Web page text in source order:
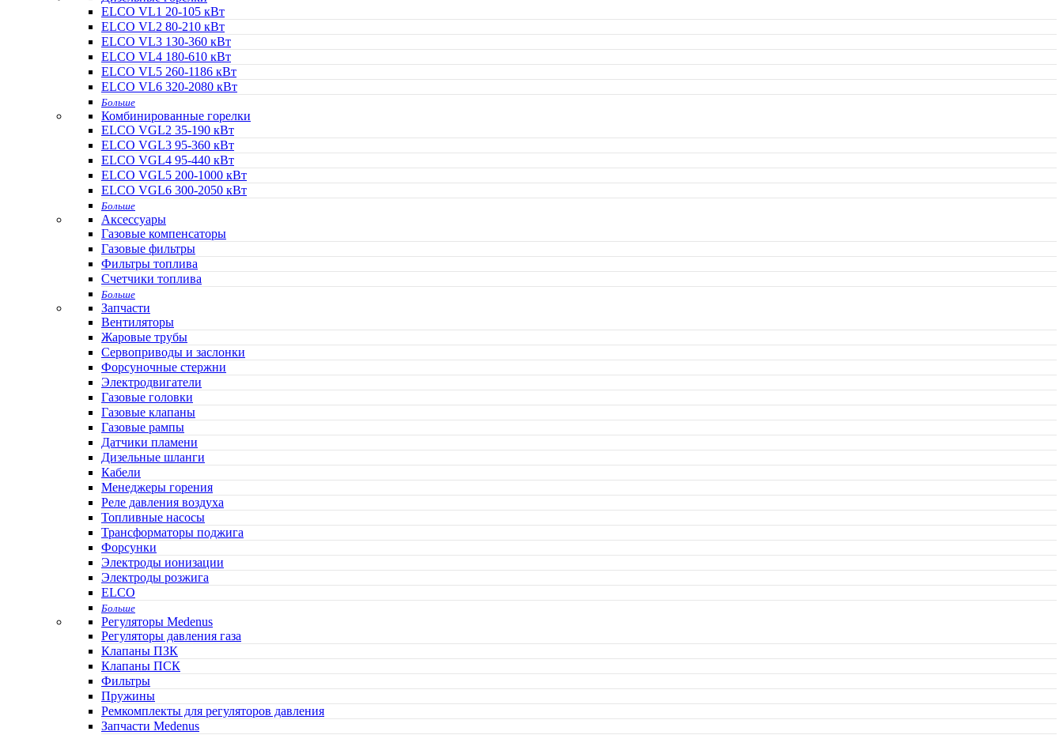
ELCO VL1 20-105 кВт
ELCO VL2 80-210 кВт
ELCO VL3 130-360 кВт
ELCO VL4 180-610 кВт
ELCO VL5 260-1186 кВт
ELCO VL6 320-2080 кВт
Больше
Комбинированные горелки
ELCO VGL2 35-190 кВт
ELCO VGL3 95-360 кВт
ELCO VGL4 95-440 кВт
ELCO VGL5 200-1000 кВт
ELCO VGL6 300-2050 кВт
Больше
Аксессуары
Газовые компенсаторы
Газовые фильтры
Фильтры топлива
Счетчики топлива
Больше
Запчасти
Вентиляторы
Жаровые трубы
Сервоприводы и заслонки
Форсуночные стержни
Электродвигатели
Газовые головки
Газовые клапаны
Газовые рампы
Датчики пламени
Дизельные шланги
Кабели
Менеджеры горения
Реле давления воздуха
Топливные насосы
Трансформаторы поджига
Форсунки
Электроды ионизации
Электроды розжига
ELCO
Больше
Регуляторы Medenus
Регуляторы давления газа
Клапаны ПЗК
Клапаны ПСК
Фильтры
Пружины
Ремкомплекты для регуляторов давления
Запчасти Medenus